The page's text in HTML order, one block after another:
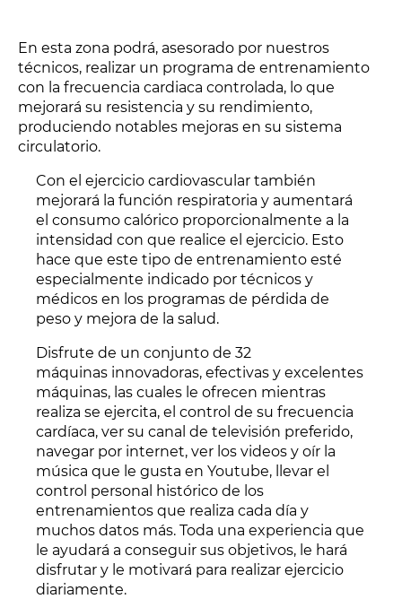
En esta zona podrá, asesorado por nuestros
técnicos, realizar un programa de entrenamiento
con la frecuencia cardiaca controlada, lo que
mejorará su resistencia y su rendimiento,
produciendo notables mejoras en su sistema
circulatorio.
Con el ejercicio cardiovascular también
mejorará la función respiratoria y aumentará
el consumo calórico proporcionalmente a la
intensidad con que realice el ejercicio. Esto
hace que este tipo de entrenamiento esté
especialmente indicado por técnicos y
médicos en los programas de pérdida de
peso y mejora de la salud.
Disfrute de un conjunto de 32
máquinas innovadoras, efectivas y excelentes
máquinas, las cuales le ofrecen mientras
realiza se ejercita, el control de su frecuencia
cardíaca, ver su canal de televisión preferido,
navegar por internet, ver los videos y oír la
música que le gusta en Youtube, llevar el
control personal histórico de los
entrenamientos que realiza cada día y
muchos datos más. Toda una experiencia que
le ayudará a conseguir sus objetivos, le hará
disfrutar y le motivará para realizar ejercicio
diariamente.